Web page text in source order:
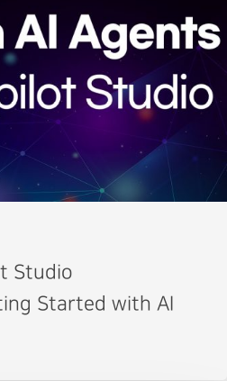
Studio
Started with AI